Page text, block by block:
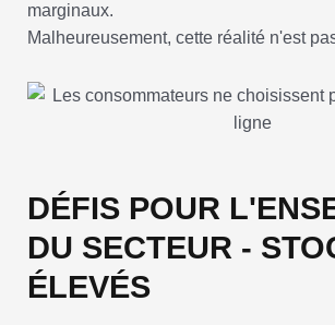
marginaux.
Malheureusement, cette réalité n'est
DÉFIS POUR
DU SECTEUR -
ÉLEVÉS